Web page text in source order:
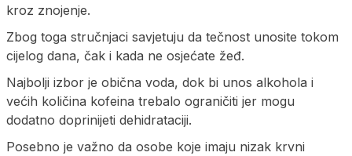
kroz znojenje.
Zbog toga stručnjaci savjetuju da tečnost unosite tokom
cijelog dana, čak i kada ne osjećate žeđ.
Najbolji izbor je obična voda, dok bi unos alkohola i
većih količina kofeina trebalo ograničiti jer mogu
dodatno doprinijeti dehidrataciji.
Posebno je važno da osobe koje imaju nizak krvni